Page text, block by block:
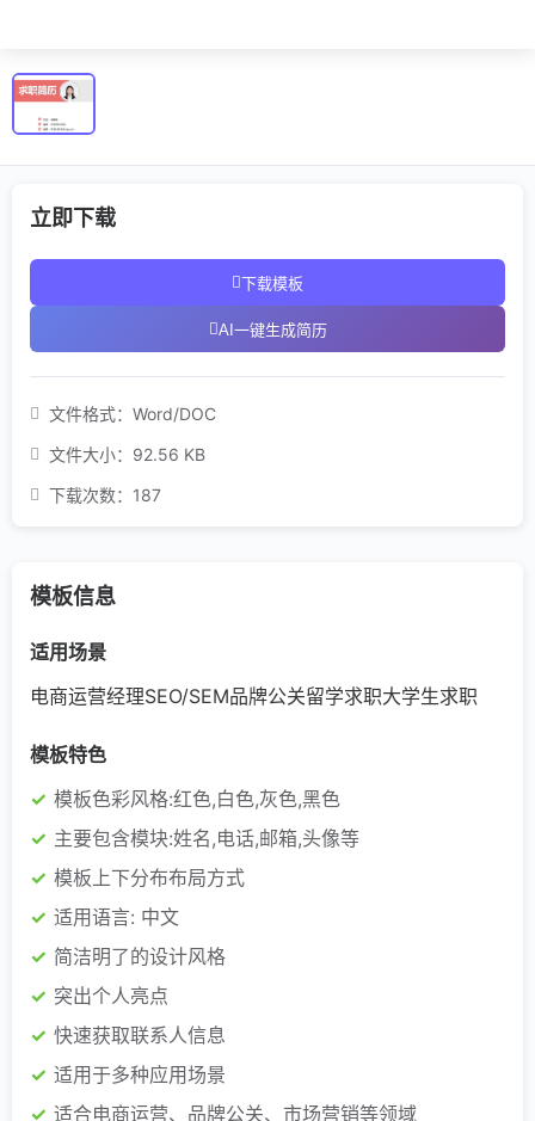
立即下载
下载模板
AI一键生成简历
文件格式： Word/DOC
文件大小： 92.56 KB
下载次数： 187
模板信息
适用场景
电商运营经理SEO/SEM品牌公关留学求职大学生求职
模板特色
模板色彩风格:红色,白色,灰色,黑色
主要包含模块:姓名,电话,邮箱,头像等
模板上下分布布局方式
适用语言: 中文
简洁明了的设计风格
突出个人亮点
快速获取联系人信息
适用于多种应用场景
适合电商运营、品牌公关、市场营销等领域